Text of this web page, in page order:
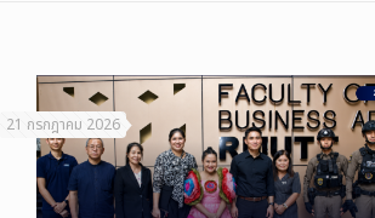
21 กรกฎาคม 2026